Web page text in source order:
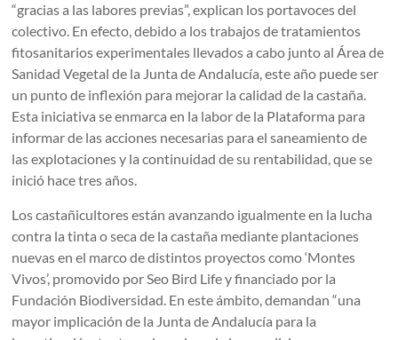
“gracias a las labores previas”, explican los portavoces del
colectivo. En efecto, debido a los trabajos de tratamientos
fitosanitarios experimentales llevados a cabo junto al Área de
Sanidad Vegetal de la Junta de Andalucía, este año puede ser
un punto de inflexión para mejorar la calidad de la castaña.
Esta iniciativa se enmarca en la labor de la Plataforma para
informar de las acciones necesarias para el saneamiento de
las explotaciones y la continuidad de su rentabilidad, que se
inició hace tres años.
Los castañicultores están avanzando igualmente en la lucha
contra la tinta o seca de la castaña mediante plantaciones
nuevas en el marco de distintos proyectos como ‘Montes
Vivos’, promovido por Seo Bird Life y financiado por la
Fundación Biodiversidad. En este ámbito, demandan “una
mayor implicación de la Junta de Andalucía para la